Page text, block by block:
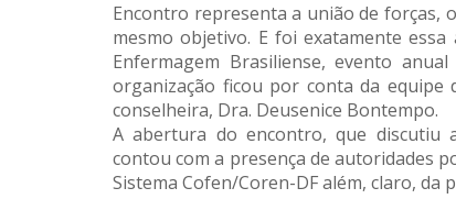
Encontro representa a união de forças,
mesmo objetivo. E foi exatamente
Enfermagem Brasiliense, evento
organização ficou por conta da equipe
conselheira, Dra. Deusenice Bontempo.
A abertura do encontro, que discutiu
contou com a presença de autoridades
Sistema Cofen/Coren-DF além, claro, da